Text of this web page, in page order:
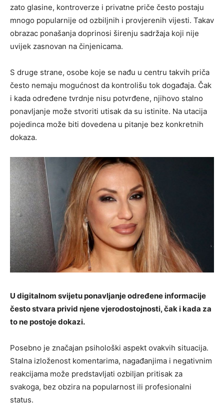
zato glasine, kontroverze i privatne priče često postaju
mnogo popularnije od ozbiljnih i provjerenih vijesti. Takav
obrazac ponašanja doprinosi širenju sadržaja koji nije
uvijek zasnovan na činjenicama.
S druge strane, osobe koje se nađu u centru takvih priča
često nemaju mogućnost da kontrolišu tok događaja. Čak
i kada određene tvrdnje nisu potvrđene, njihovo stalno
ponavljanje može stvoriti utisak da su istinite. Na utacija
pojedinca može biti dovedena u pitanje bez konkretnih
dokaza.
U digitalnom svijetu ponavljanje određene informacije
često stvara privid njene vjerodostojnosti, čak i kada za
to ne postoje dokazi.
Posebno je značajan psihološki aspekt ovakvih situacija.
Stalna izloženost komentarima, nagađanjima i negativnim
reakcijama može predstavljati ozbiljan pritisak za
svakoga, bez obzira na popularnost ili profesionalni
status.